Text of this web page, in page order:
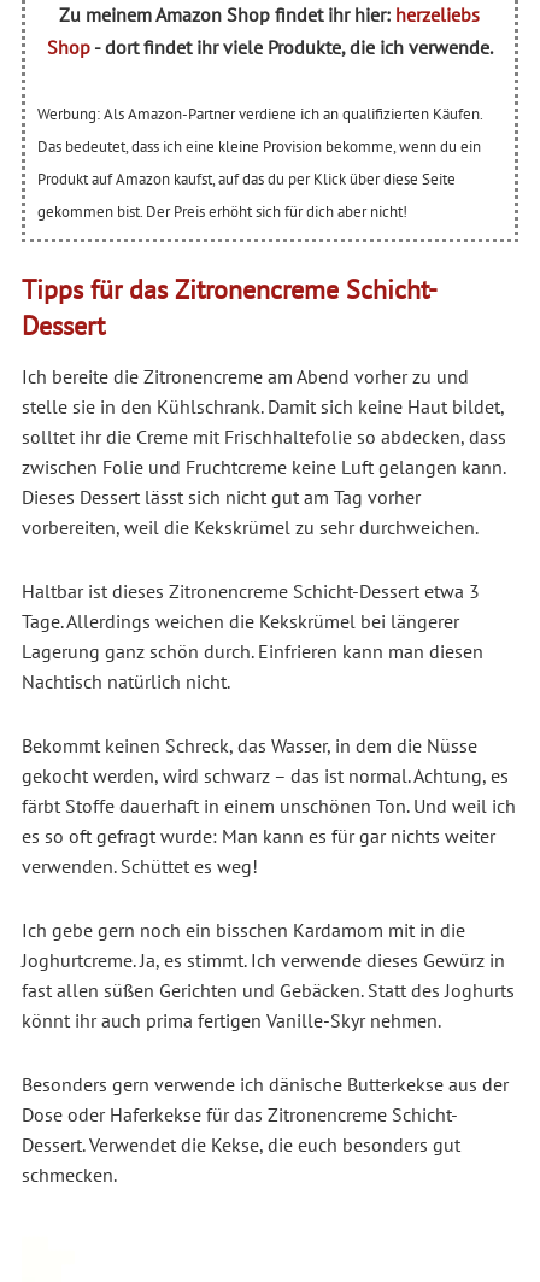
Zu meinem Amazon Shop findet ihr hier: herzeliebs
Shop- dort findet ihr viele Produkte, die ich verwende.
Werbung: Als Amazon-Partner verdiene ich an qualifizierten Käufen.
Das bedeutet, dass ich eine kleine Provision bekomme, wenn du ein
Produkt auf Amazon kaufst, auf das du per Klick über diese Seite
gekommen bist. Der Preis erhöht sich für dich aber nicht!
Tipps für das Zitronencreme Schicht-
Dessert
Ich bereite die Zitronencreme am Abend vorher zu und
stelle sie in den Kühlschrank. Damit sich keine Haut bildet,
solltet ihr die Creme mit Frischhaltefolie so abdecken, dass
zwischen Folie und Fruchtcreme keine Luft gelangen kann.
Dieses Dessert lässt sich nicht gut am Tag vorher
vorbereiten, weil die Kekskrümel zu sehr durchweichen.
Haltbar ist dieses Zitronencreme Schicht-Dessert etwa 3
Tage. Allerdings weichen die Kekskrümel bei längerer
Lagerung ganz schön durch. Einfrieren kann man diesen
Nachtisch natürlich nicht.
Bekommt keinen Schreck, das Wasser, in dem die Nüsse
gekocht werden, wird schwarz – das ist normal. Achtung, es
färbt Stoffe dauerhaft in einem unschönen Ton. Und weil ich
es so oft gefragt wurde: Man kann es für gar nichts weiter
verwenden. Schüttet es weg!
Ich gebe gern noch ein bisschen Kardamom mit in die
Joghurtcreme. Ja, es stimmt. Ich verwende dieses Gewürz in
fast allen süßen Gerichten und Gebäcken. Statt des Joghurts
könnt ihr auch prima fertigen Vanille-Skyr nehmen.
Besonders gern verwende ich dänische Butterkekse aus der
Dose oder Haferkekse für das Zitronencreme Schicht-
Dessert. Verwendet die Kekse, die euch besonders gut
schmecken.